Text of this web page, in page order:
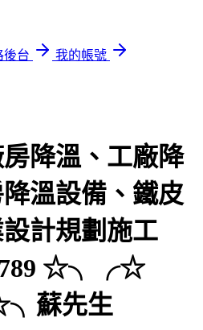
後台
我的帳號
降溫、工廠降
溫設備、鐵皮
計規劃施工
☆╮╭☆
蘇先生